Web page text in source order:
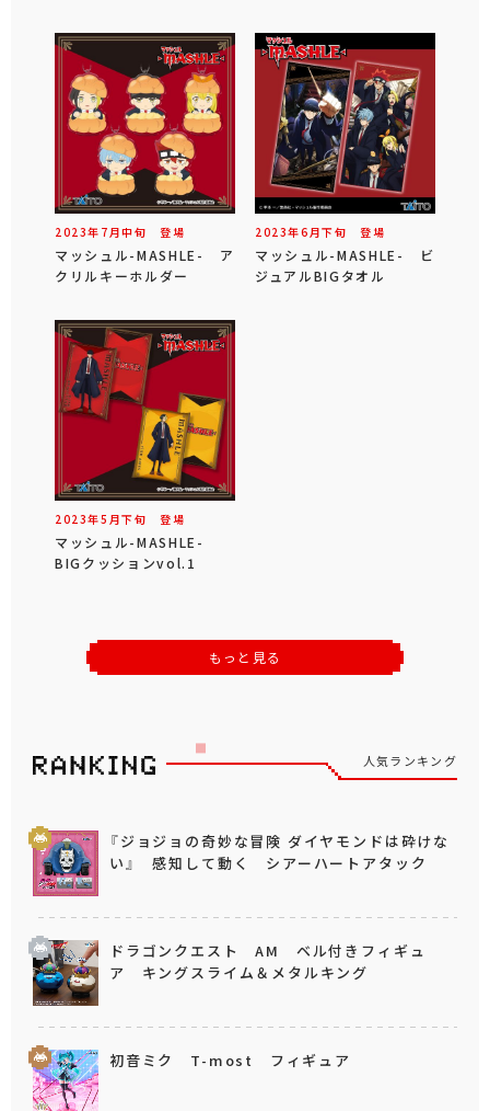
2023年 7 月中旬 登場
マッシュル-MASHLE- ア
クリルキーホルダー
2023年6 月下旬 登場
マッシュル-MASHLE- ビ
ジュアルBIGタオル
2023年5 月下旬 登場
マッシュル-MASHLE-
BIGクッションvol.1
もっと見る
人気ランキング
『ジョジョの奇妙な冒険 ダイヤモンドは砕けな
い』 感知して動く シアーハートアタック
ドラゴンクエスト AM ベル付きフィギュ
ア キングスライム＆メタルキング
初音ミク T-most フィギュア